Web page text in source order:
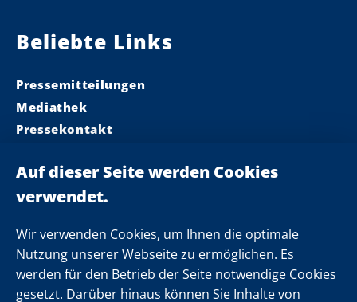
Wir verwenden Cookies, um Ihnen die optimale
Nutzung unserer Webseite zu ermöglichen. Es
werden für den Betrieb der Seite notwendige Cookies
gesetzt. Darüber hinaus können Sie Inhalte von
Beliebte Links
Pressemitteilungen
Mediathek
Pressekontakt
Landeskabinett
Einsamkeit
Folgen Sie uns